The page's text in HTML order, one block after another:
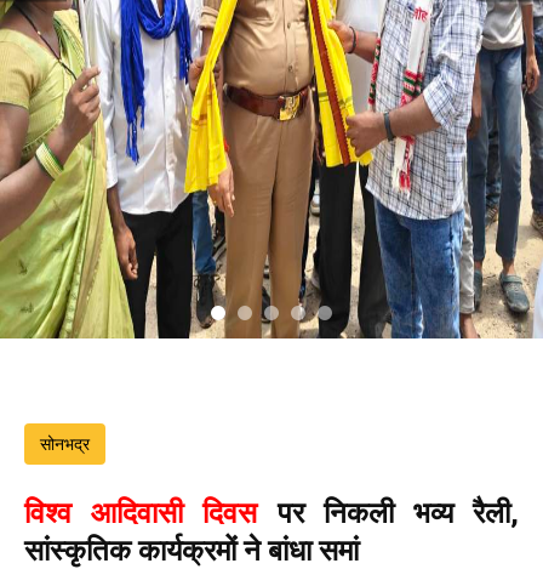
सोनभद्र
विश्व आदिवासी दिवसपर निकली भव्य रैली,
सांस्कृतिक कार्यक्रमों ने बांधा समां